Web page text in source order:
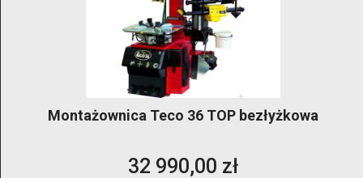
Montażownica Teco 36 TOP bezłyżkowa
32 990,00 zł